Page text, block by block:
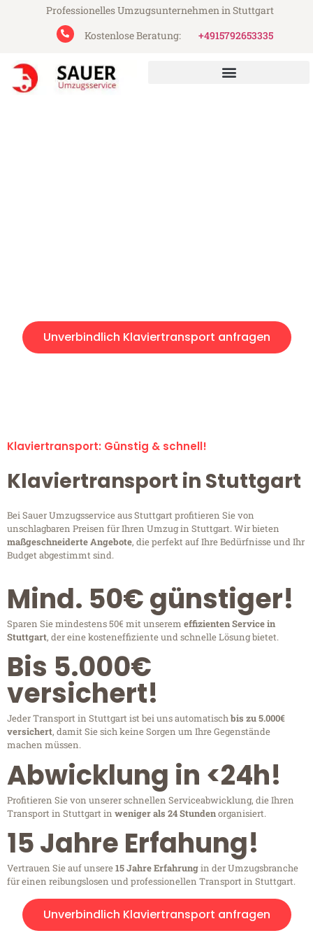
Professionelles Umzugsunternehmen in Stuttgart
Kostenlose Beratung:
+4915792653335
Unverbindlich Klaviertransport anfragen
Klaviertransport: Günstig & schnell!
Klaviertransport in Stuttgart
Bei Sauer Umzugsservice aus Stuttgart profitieren Sie von
unschlagbaren Preisen für Ihren Umzug in Stuttgart. Wir bieten
maßgeschneiderte Angebote, die perfekt auf Ihre Bedürfnisse und Ihr
Budget abgestimmt sind.
Mind. 50€ günstiger!
Sparen Sie mindestens 50€ mit unserem effizienten Service in
Stuttgart, der eine kosteneffiziente und schnelle Lösung bietet.
Bis 5.000€
versichert!
Jeder Transport in Stuttgart ist bei uns automatischbis zu 5.000€
versichert, damit Sie sich keine Sorgen um Ihre Gegenstände
machen müssen.
Abwicklung in <24h!
Profitieren Sie von unserer schnellen Serviceabwicklung, die Ihren
Transport in Stuttgart in weniger als 24 Stundenorganisiert.
15 Jahre Erfahung!
Vertrauen Sie auf unsere15 Jahre Erfahrungin der Umzugsbranche
für einen reibungslosen und professionellen Transport in Stuttgart.
Unverbindlich Klaviertransport anfragen